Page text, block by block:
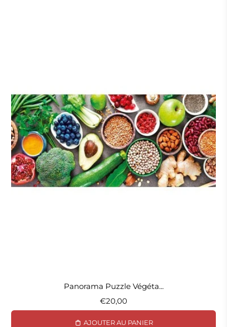
Panorama Puzzle Végéta...
€20,00
AJOUTER AU PANIER